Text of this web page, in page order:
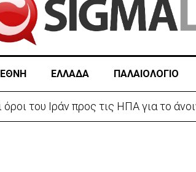
ΕΛΛΑΔΑ ΠΑΛΑΙΟΛΟΓΙΟ
με αυξημένη υγρασία -«Στα